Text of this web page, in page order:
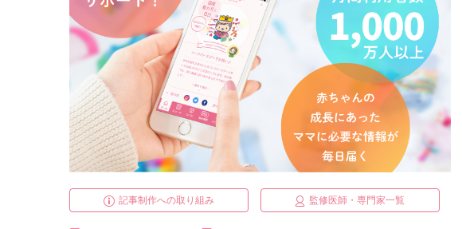
記事制作への取り組み 監修医師・専門家一覧